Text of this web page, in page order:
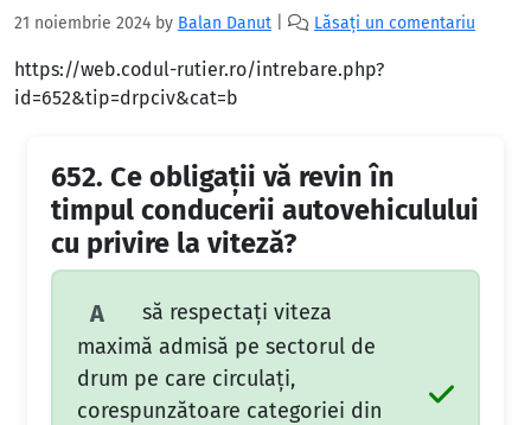
21 noiembrie 2024 by Balan Danut Lăsați un comentariu
https://web.codul-rutier.ro/intrebare.php?
id=652&tip=drpciv&cat=b
652. Ce obligaţii vă revin în
timpul conducerii autovehiculului
cu privire la viteză?
A
să respectaţi viteza
maximă admisă pe sectorul de
drum pe care circulaţi,
corespunzătoare categoriei din